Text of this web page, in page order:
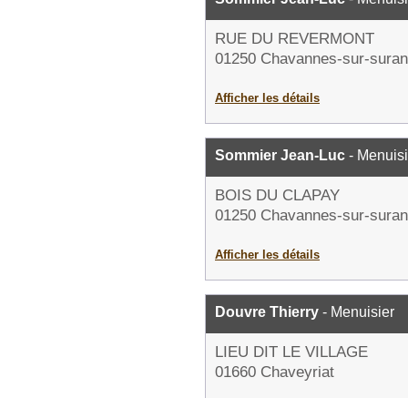
RUE DU REVERMONT
01250 Chavannes-sur-suran
Afficher les détails
Sommier Jean-Luc -
BOIS DU CLAPAY
01250 Chavannes-sur-suran
Afficher les détails
Douvre Thierry - Menuisier
LIEU DIT LE VILLAGE
01660 Chaveyriat